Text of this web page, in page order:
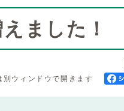
ました！
別ウィンドウで開きます